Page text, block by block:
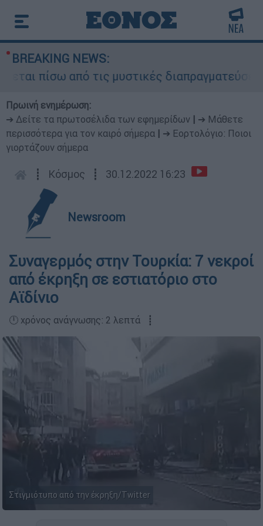
BREAKING NEWS:
πίσω από τις μυστικές διαπραγματεύσεις
Πρωινή ενημέρωση:
➔ Δείτε τα πρωτοσέλιδα των εφημερίδων
➔ Μάθετε
περισσότερα για τον καιρό σήμερα
➔ Εορτολόγιο: Ποιοι
γιορτάζουν σήμερα
┋ Κόσμος ┋ 30.12.2022 16:23
Newsroom
Συναγερμός στην Τουρκία: 7 νεκροί
από έκρηξη σε εστιατόριο στο
Αϊδίνιο
🕛 χρόνος ανάγνωσης: 2 λεπτά ┋
Στιγμιότυπο από την έκρηξη/Twitter